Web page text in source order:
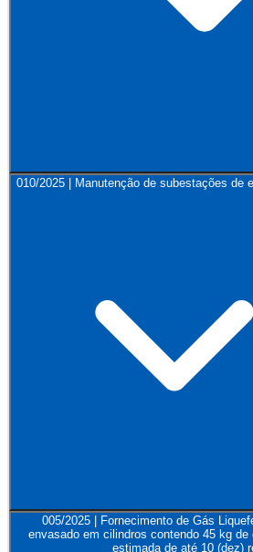
010/2025 | Manutenção de subestações de
005/2025 | Fornecimento de Gás
envasado em cilindros contendo 45 kg de
estimada de até 10 (dez)